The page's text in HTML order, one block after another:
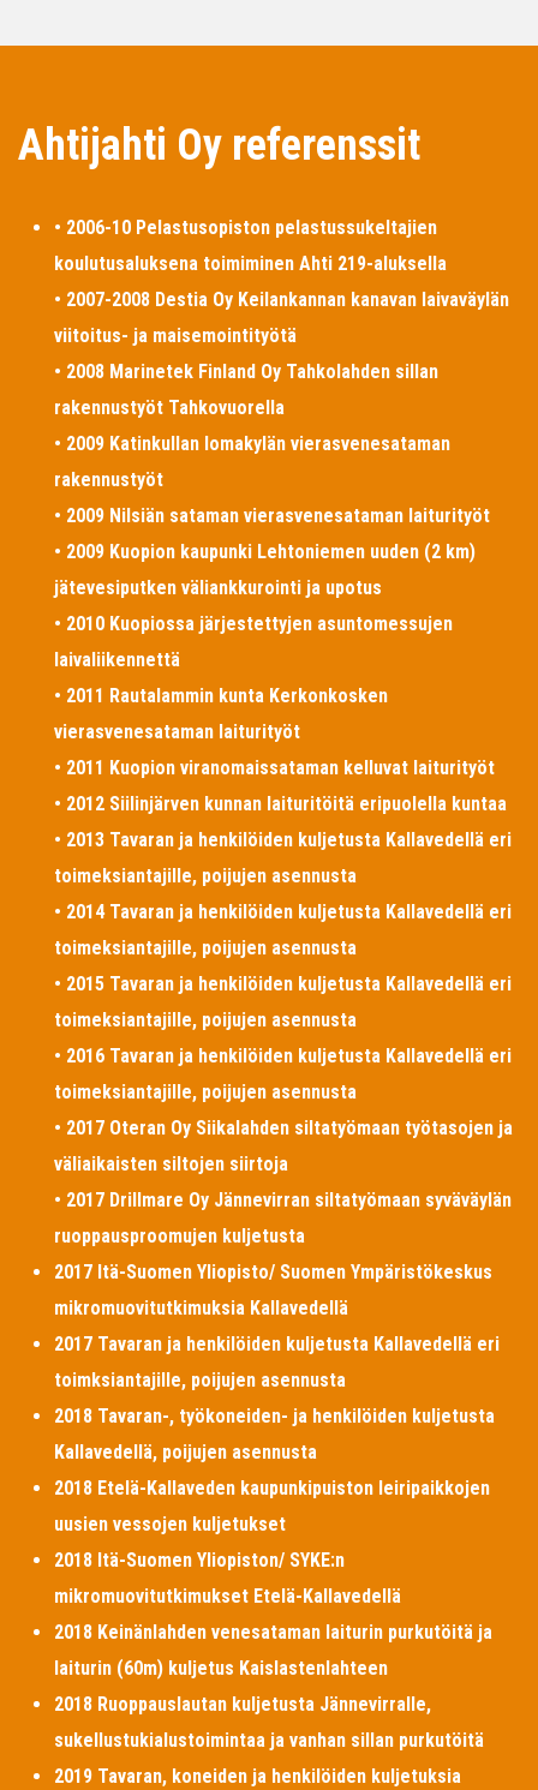
Ahtijahti Oy referenssit
• 2006-10 Pelastusopiston pelastussukeltajien
koulutusaluksena toimiminen Ahti 219-aluksella
• 2007-2008 Destia Oy Keilankannan kanavan laivaväylän
viitoitus- ja maisemointityötä
• 2008 Marinetek Finland Oy Tahkolahden sillan
rakennustyöt Tahkovuorella
• 2009 Katinkullan lomakylän vierasvenesataman
rakennustyöt
• 2009 Nilsiän sataman vierasvenesataman laiturityöt
• 2009 Kuopion kaupunki Lehtoniemen uuden (2 km)
jätevesiputken väliankkurointi ja upotus
• 2010 Kuopiossa järjestettyjen asuntomessujen
laivaliikennettä
• 2011 Rautalammin kunta Kerkonkosken
vierasvenesataman laiturityöt
• 2011 Kuopion viranomaissataman kelluvat laiturityöt
• 2012 Siilinjärven kunnan laituritöitä eripuolella kuntaa
• 2013 Tavaran ja henkilöiden kuljetusta Kallavedellä eri
toimeksiantajille, poijujen asennusta
• 2014 Tavaran ja henkilöiden kuljetusta Kallavedellä eri
toimeksiantajille, poijujen asennusta
• 2015 Tavaran ja henkilöiden kuljetusta Kallavedellä eri
toimeksiantajille, poijujen asennusta
• 2016 Tavaran ja henkilöiden kuljetusta Kallavedellä eri
toimeksiantajille, poijujen asennusta
• 2017 Oteran Oy Siikalahden siltatyömaan työtasojen ja
väliaikaisten siltojen siirtoja
• 2017 Drillmare Oy Jännevirran siltatyömaan syväväylän
ruoppausproomujen kuljetusta
2017 Itä-Suomen Yliopisto/ Suomen Ympäristökeskus
mikromuovitutkimuksia Kallavedellä
2017 Tavaran ja henkilöiden kuljetusta Kallavedellä eri
toimksiantajille, poijujen asennusta
2018 Tavaran-, työkoneiden- ja henkilöiden kuljetusta
Kallavedellä, poijujen asennusta
2018 Etelä-Kallaveden kaupunkipuiston leiripaikkojen
uusien vessojen kuljetukset
2018 Itä-Suomen Yliopiston/ SYKE:n
mikromuovitutkimukset Etelä-Kallavedellä
2018 Keinänlahden venesataman laiturin purkutöitä ja
laiturin (60m) kuljetus Kaislastenlahteen
2018 Ruoppauslautan kuljetusta Jännevirralle,
sukellustukialustoimintaa ja vanhan sillan purkutöitä
2019 Tavaran, koneiden ja henkilöiden kuljetuksia